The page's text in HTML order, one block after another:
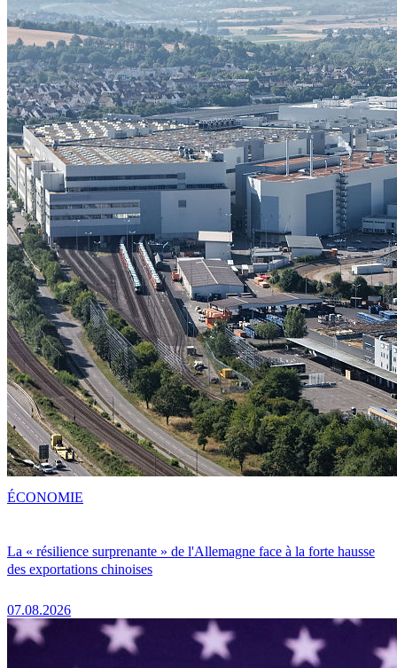
La « résilience surprenante » de l'Allemagne face à la forte hausse
des exportations chinoises
07.08.2026
ÉCONOMIE